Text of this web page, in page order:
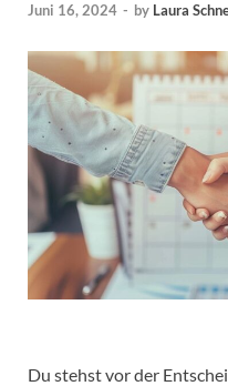
Juni 16, 2024 - by Laura
Du stehst vor der